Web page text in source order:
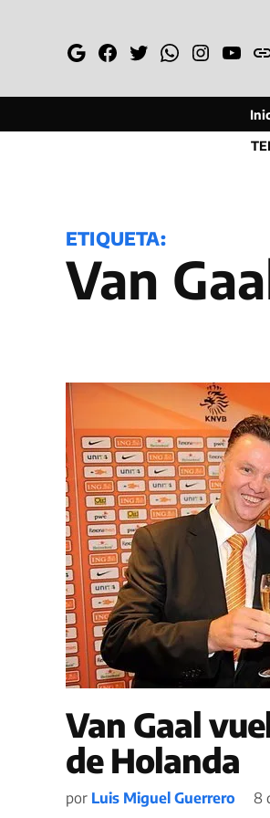
GoogleFacebook
TwitterWhatsapp
Instagram
ETIQUETA:
Van
Van Gaal
de Holanda
por Luis Miguel Guerrero 8